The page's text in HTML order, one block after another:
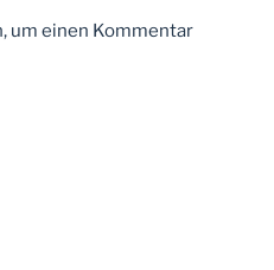
um einen Kommentar